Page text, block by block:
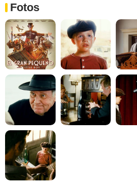
Fotos